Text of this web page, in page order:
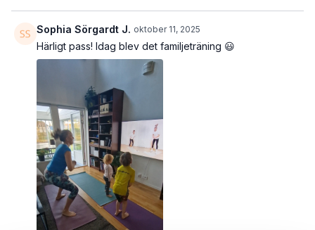
Sophia Sörgardt J. oktober 11, 2025
Härligt pass! Idag blev det familjeträning 😃